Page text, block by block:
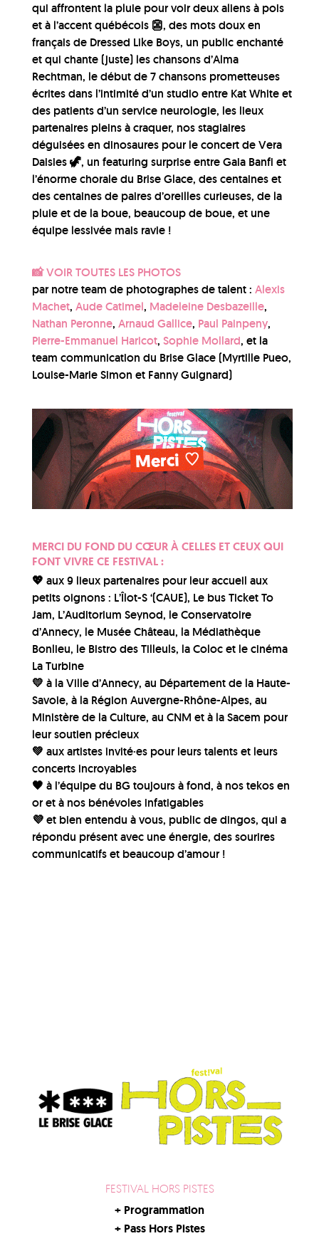
qui affrontent la pluie pour voir deux aliens à pois
et à l’accent québécois 👺, des mots doux en
français de Dressed Like Boys, un public enchanté
et qui chante (juste) les chansons d’Alma
Rechtman, le début de 7 chansons prometteuses
écrites dans l’intimité d’un studio entre Kat White et
des patients d’un service neurologie, les lieux
partenaires pleins à craquer, nos stagiaires
déguisées en dinosaures pour le concert de Vera
Daisies 🦖, un featuring surprise entre Gaia Banfi et
l’énorme chorale du Brise Glace, des centaines et
des centaines de paires d’oreilles curieuses, de la
pluie et de la boue, beaucoup de boue, et une
équipe lessivée mais ravie !
📸 VOIR TOUTES LES PHOTOS
par notre team de photographes de talent : Alexis
Machet, Aude Catimel, Madeleine Desbazeille,
Nathan Peronne, Arnaud Gallice, Paul Painpeny,
Pierre-Emmanuel Haricot, Sophie Mollard, et la
team communication du Brise Glace (Myrtille Pueo,
Louise-Marie Simon et Fanny Guignard)
MERCI DU FOND DU CŒUR À CELLES ET CEUX QUI
FONT VIVRE CE FESTIVAL :
💖 aux 9 lieux partenaires pour leur accueil aux
petits oignons : L’Îlot-S ‘(CAUE), Le bus Ticket To
Jam, L’Auditorium Seynod, le Conservatoire
d’Annecy, le Musée Château, la Médiathèque
Bonlieu, le Bistro des Tilleuls, la Coloc et le cinéma
La Turbine
💛 à la Ville d’Annecy, au Département de la Haute-
Savoie, à la Région Auvergne-Rhône-Alpes, au
Ministère de la Culture, au CNM et à la Sacem pour
leur soutien précieux
💚 auxartistesinvité·es pour leurs talents et leurs
concerts incroyables
🖤 à l’équipedu BG toujours à fond, à nos tekos en
or et à nos bénévoles infatigables
💜 et bien entendu à vous, public de dingos, qui a
répondu présent avec une énergie, des sourires
communicatifs et beaucoup d’amour !
FESTIVAL HORS PISTES
+ Programmation
+ Pass Hors Pistes